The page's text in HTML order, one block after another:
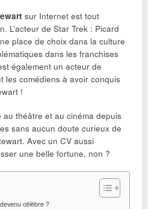
sur Internet est tout
L’acteur de Star Trek : Picard
place de choix dans la culture
dans les franchises
également un acteur de
les comédiens à avoir conquis
!
au théâtre et au cinéma depuis
sans aucun doute curieux de
Avec un CV aussi
une belle fortune, non ?
célèbre ?